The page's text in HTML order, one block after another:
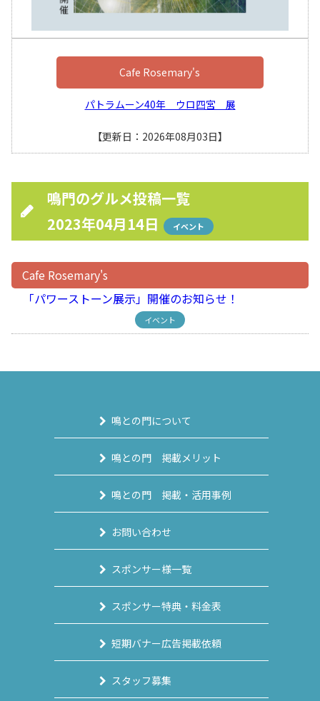
Cafe Rosemary's
パトラムーン40年 ウロ四宮 展
【更新日：2026年08月03日】
鳴門のグルメ投稿一覧
2023年04月14日
イベント
Cafe Rosemary's
「パワーストーン展示」開催のお知らせ！
イベント
鳴との門について
鳴との門 掲載メリット
鳴との門 掲載・活用事例
お問い合わせ
スポンサー様一覧
スポンサー特典・料金表
短期バナー広告掲載依頼
スタッフ募集